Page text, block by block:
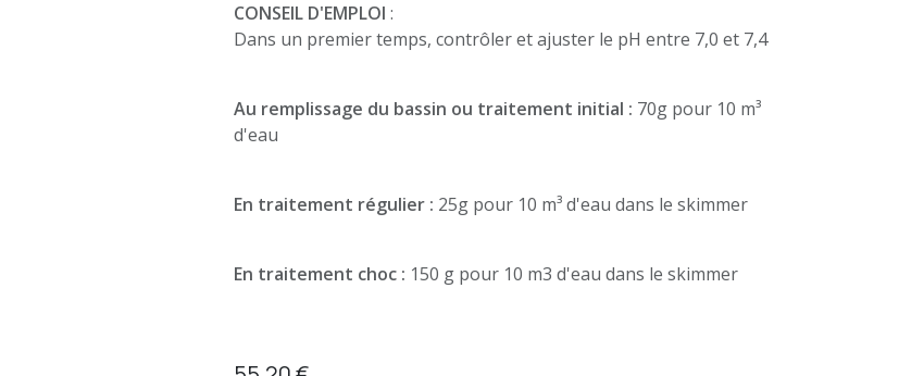
CONSEIL D'EMPLOI :
Dans un premier temps, contrôler et ajuster le pH entre 7,0 et 7,4
Au remplissage du bassin ou traitement initial : 70g pour 10 m³
d'eau
En traitement régulier : 25g pour 10 m³ d'eau dans le skimmer
En traitement choc : 150 g pour 10 m3 d'eau dans le skimmer